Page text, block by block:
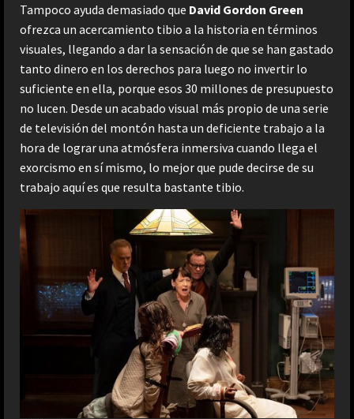
Tampoco ayuda demasiado que David Gordon Green
ofrezca un acercamiento tibio a la historia en términos
visuales, llegando a dar la sensación de que se han gastado
tanto dinero en los derechos para luego no invertir lo
suficiente en ella, porque esos 30 millones de presupuesto
no lucen. Desde un acabado visual más propio de una serie
de televisión del montón hasta un deficiente trabajo a la
hora de lograr una atmósfera inmersiva cuando llega el
exorcismo en sí mismo, lo mejor que pude decirse de su
trabajo aquí es que resulta bastante tibio.